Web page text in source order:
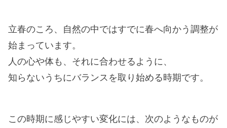
立春のころ、自然の中ではすでに春へ向かう調整が
始まっています。
人の心や体も、それに合わせるように、
知らないうちにバランスを取り始める時期です。
この時期に感じやすい変化には、次のようなものが